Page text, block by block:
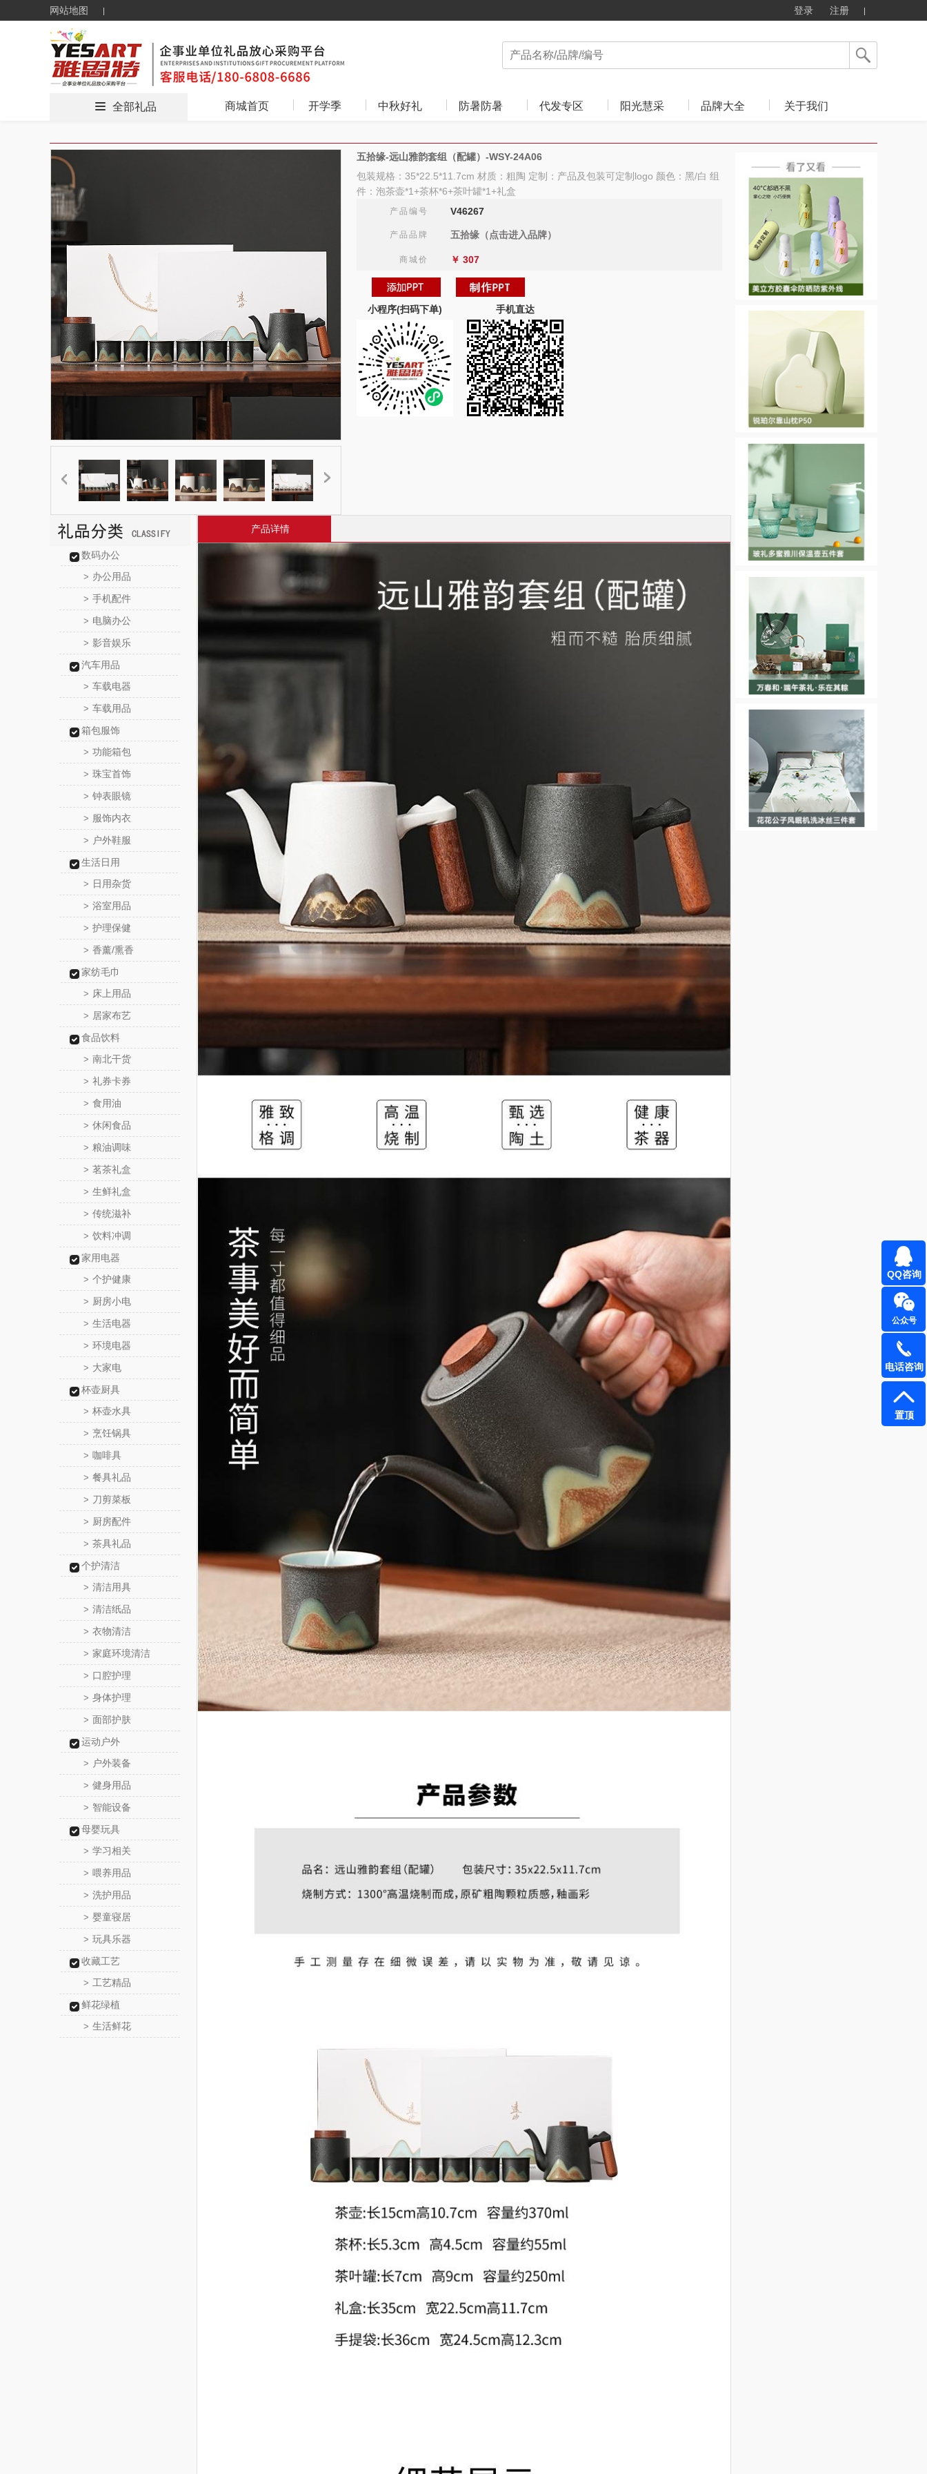
网站地图 登录 注册
全部礼品 商城首页 开学季 中秋好礼 防暑防暑 代发专区 阳光慧采 品牌大全 关于我们
五拾缘-远山雅韵套组（配罐）-WSY-24A06
包装规格：35*22.5*11.7cm 材质：粗陶 定制：产品及包装可定制logo 颜色：黑/白 组
件：泡茶壶*1+茶杯*6+茶叶罐*1+礼盒
产品编号 V46267
产品品牌 五拾缘（点击进入品牌）
商城价 ￥ 307
小程序(扫码下单) 手机直达
数码办公
> 办公用品
> 手机配件
> 电脑办公
> 影音娱乐
汽车用品
> 车载电器
> 车载用品
箱包服饰
> 功能箱包
> 珠宝首饰
> 钟表眼镜
> 服饰内衣
> 户外鞋服
生活日用
> 日用杂货
> 浴室用品
> 护理保健
> 香薰/熏香
家纺毛巾
> 床上用品
> 居家布艺
食品饮料
> 南北干货
> 礼券卡券
> 食用油
> 休闲食品
> 粮油调味
> 茗茶礼盒
> 生鲜礼盒
> 传统滋补
> 饮料冲调
家用电器
> 个护健康
> 厨房小电
> 生活电器
> 环境电器
> 大家电
杯壶厨具
> 杯壶水具
> 烹饪锅具
> 咖啡具
> 餐具礼品
> 刀剪菜板
> 厨房配件
> 茶具礼品
个护清洁
> 清洁用具
> 清洁纸品
> 衣物清洁
> 家庭环境清洁
> 口腔护理
> 身体护理
> 面部护肤
运动户外
> 户外装备
> 健身用品
> 智能设备
母婴玩具
> 学习相关
> 喂养用品
> 洗护用品
> 婴童寝居
> 玩具乐器
收藏工艺
> 工艺精品
鲜花绿植
> 生活鲜花
产品详情
QQ咨询
公众号
电话咨询
置顶